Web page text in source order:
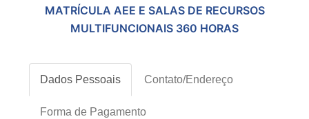
MATRÍCULA AEE E SALAS DE RECURSOS
MULTIFUNCIONAIS 360 HORAS
Dados Pessoais Contato/Endereço
Forma de Pagamento